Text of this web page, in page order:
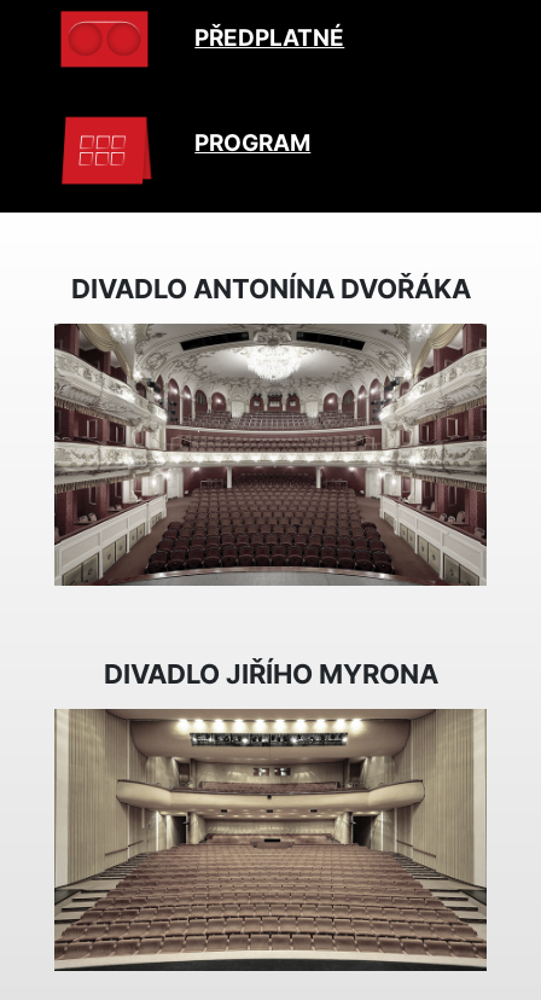
PŘEDPLATNÉ
PROGRAM
DIVADLO ANTONÍNA DVOŘÁKA
DIVADLO JIŘÍHO MYRONA